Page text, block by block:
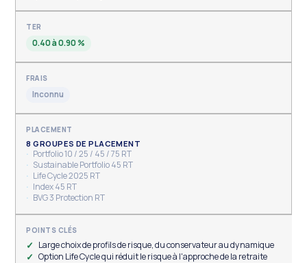
0.40 à 0.90 %
Inconnu
8 GROUPES DE PLACEMENT
Portfolio 10 / 25 / 45 / 75 RT
Sustainable Portfolio 45 RT
Life Cycle 2025 RT
Index 45 RT
BVG 3 Protection RT
Large choix de profils de risque, du conservateur au dynamique
Option Life Cycle qui réduit le risque à l'approche de la retraite